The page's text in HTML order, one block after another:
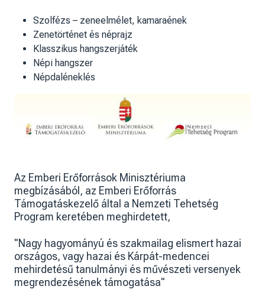
Szolfézs – zeneelmélet, kamaraének
Zenetörténet és néprajz
Klasszikus hangszerjáték
Népi hangszer
Népdaléneklés
Az Emberi Erőforrások Minisztériuma
megbízásából, az Emberi Erőforrás
Támogatáskezelő által a Nemzeti Tehetség
Program keretében meghirdetett,
"Nagy hagyományú és szakmailag elismert hazai
országos, vagy hazai és Kárpát-medencei
mehirdetésű tanulmányi és művészeti versenyek
megrendezésének támogatása"